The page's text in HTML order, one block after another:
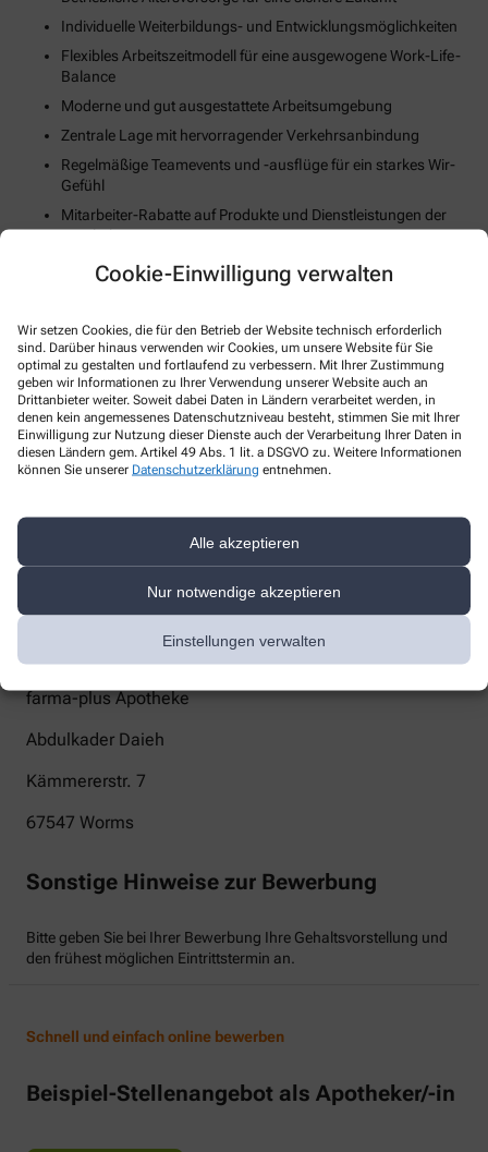
Cookie-Einwilligung verwalten
Wir setzen Cookies, die für den Betrieb der Website technisch erforderlich
sind. Darüber hinaus verwenden wir Cookies, um unsere Website für Sie
optimal zu gestalten und fortlaufend zu verbessern. Mit Ihrer Zustimmung
geben wir Informationen zu Ihrer Verwendung unserer Website auch an
Drittanbieter weiter. Soweit dabei Daten in Ländern verarbeitet werden, in
denen kein angemessenes Datenschutzniveau besteht, stimmen Sie mit Ihrer
Einwilligung zur Nutzung dieser Dienste auch der Verarbeitung Ihrer Daten in
diesen Ländern gem. Artikel 49 Abs. 1 lit. a DSGVO zu. Weitere Informationen
können Sie unserer Datenschutzerklärung entnehmen.
Alle akzeptieren
Nur notwendige akzeptieren
Einstellungen verwalten
Individuelle Weiterbildungs- und Entwicklungsmöglichkeiten
Flexibles Arbeitszeitmodell für eine ausgewogene Work-Life-
Balance
Moderne und gut ausgestattete Arbeitsumgebung
Zentrale Lage mit hervorragender Verkehrsanbindung
Regelmäßige Teamevents und -ausflüge für ein starkes Wir-
Gefühl
Mitarbeiter-Rabatte auf Produkte und Dienstleistungen der
Apotheke
Unterstützung bei der Wohnungssuche oder Umzugskosten
(falls zutreffend)
Gesundheits- und Fitnessangebote zur Stärkung des
körperlichen Wohlbefindens
So können Sie sich bewerben
E-Mail
info@farma-plus-worms.de
+49-6241/9773080
farma-plus Apotheke
Abdulkader Daieh
Kämmererstr. 7
67547 Worms
Sonstige Hinweise zur Bewerbung
Bitte geben Sie bei Ihrer Bewerbung Ihre Gehaltsvorstellung und
den frühest möglichen Eintrittstermin an.
Schnell und einfach online bewerben
Beispiel-Stellenangebot als Apotheker/-in